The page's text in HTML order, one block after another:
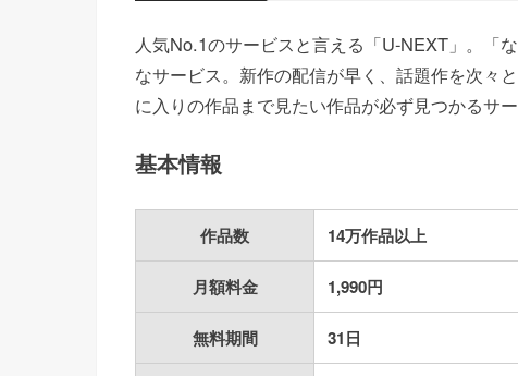
人気No.1のサービスと言える「U-NEXT」。「
なサービス。新作の配信が早く、話題作を次々
に入りの作品まで見たい作品が必ず見つかるサー
基本情報
作品数 14万作品以上
月額料金 1,990円
無料期間 31日